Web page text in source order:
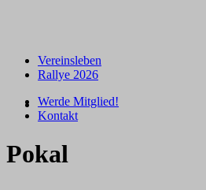
Vereinsleben
Rallye 2026
Werde Mitglied!
Kontakt
Pokal